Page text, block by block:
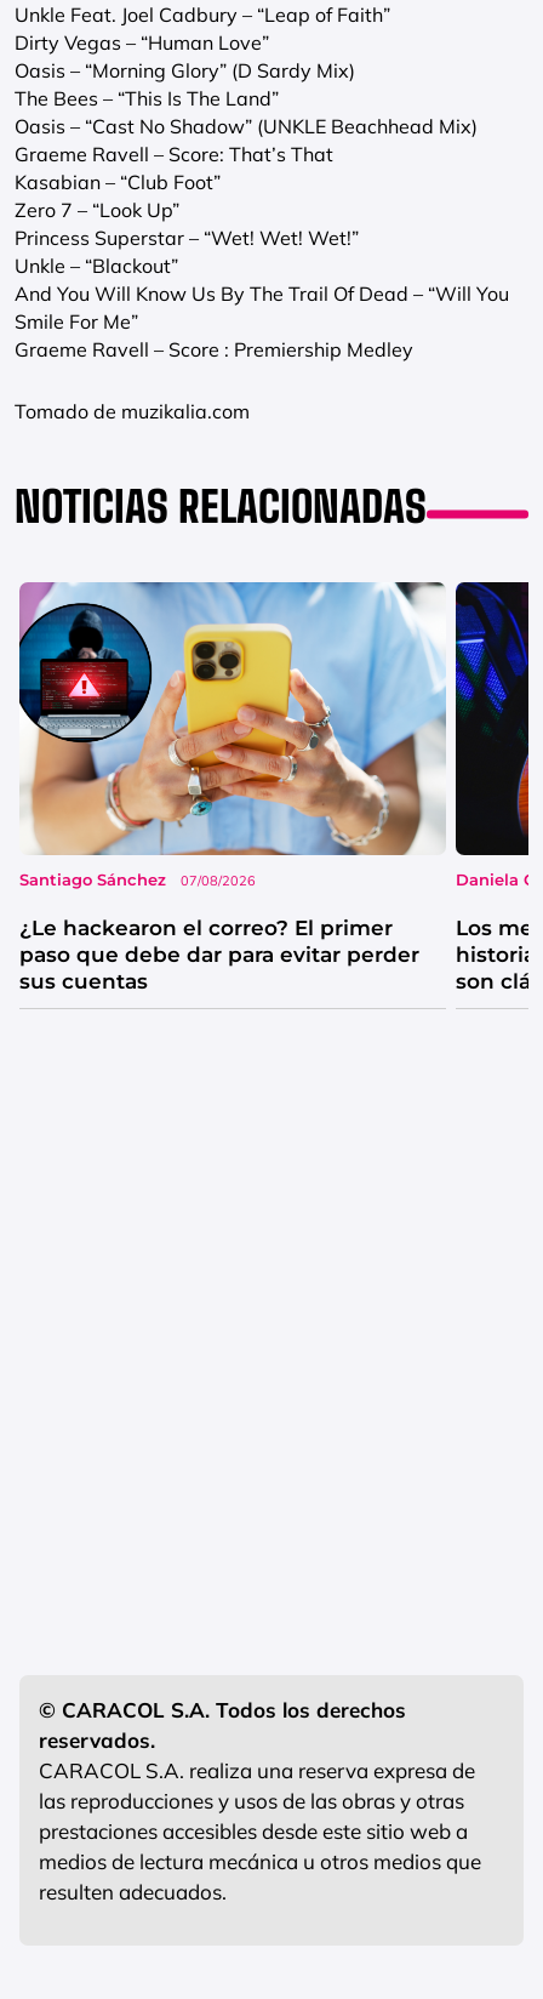
Unkle Feat. Joel Cadbury – “Leap of Faith”
Dirty Vegas – “Human Love”
Oasis – “Morning Glory” (D Sardy Mix)
The Bees – “This Is The Land”
Oasis – “Cast No Shadow” (UNKLE Beachhead Mix)
Graeme Ravell – Score: That’s That
Kasabian – “Club Foot”
Zero 7 – “Look Up”
Princess Superstar – “Wet! Wet! Wet!”
Unkle – “Blackout”
And You Will Know Us By The Trail Of Dead – “Will You
Smile For Me”
Graeme Ravell – Score : Premiership Medley
Tomado de muzikalia.com
NOTICIAS RELACIONADAS
Santiago Sánchez 07/08/2026
¿Le hackearon el correo? El primer
paso que debe dar para evitar perder
sus cuentas
Daniela
Los
historia
son
© CARACOL S.A. Todos los derechos
reservados.
CARACOL S.A. realiza una reserva expresa de
las reproducciones y usos de las obras y otras
prestaciones accesibles desde este sitio web a
medios de lectura mecánica u otros medios que
resulten adecuados.